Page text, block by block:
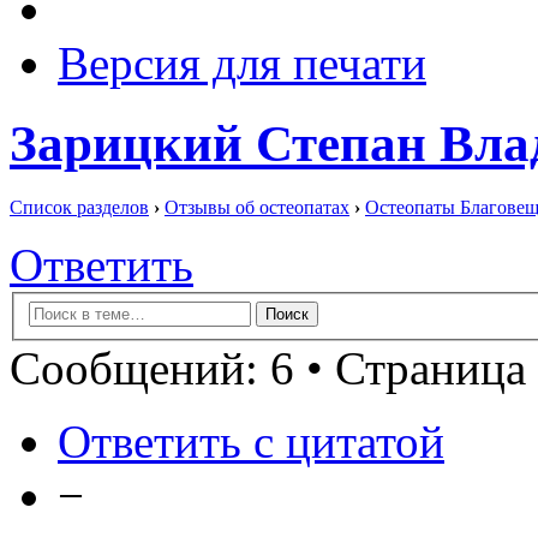
Версия для печати
Зарицкий Степан
Список разделов › Отзывы об остеопатах › Остеопаты
Ответить
Сообщений: 6 • Страница
Ответить с цитатой
−